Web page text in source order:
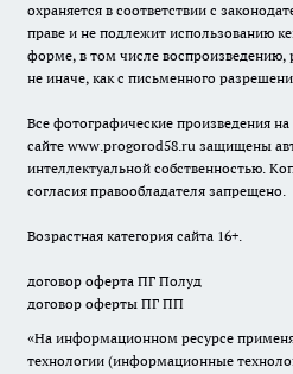
охраняется в соответствии с
праве и не подлежит использованию
форме, в том числе воспроизведению,
не иначе, как с письменного
Все фотографические произведения на
сайте www.progorod58.ru защищены
интеллектуальной собственностью.
согласия правообладателя запрещено.
Возрастная категория сайта 16+.
договор оферта ПГ Полуд
договор оферты ПГ ПП
«На информационном ресурсе
технологии (информационные